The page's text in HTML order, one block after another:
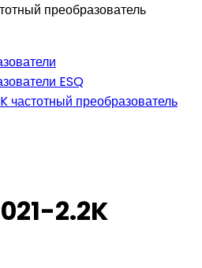
преобразователь
ESQ
частотный преобразователь
2.2K